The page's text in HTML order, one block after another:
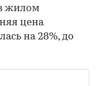
жилом
цена
на 28%, до